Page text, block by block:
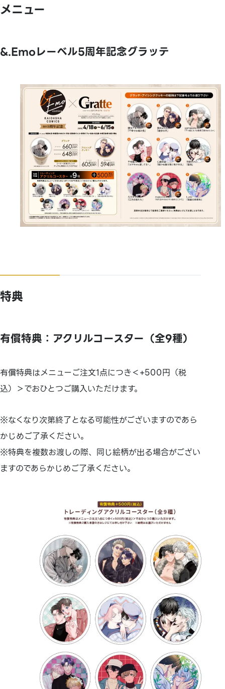
メニュー
&.Emoレーベル5周年記念グラッテ
特典
有償特典：アクリルコースター（全9種）
有償特典はメニューご注文1点につき＜+500円（税
込）＞でおひとつご購入いただけます。
※なくなり次第終了となる可能性がございますのであら
かじめご了承ください。
※特典を複数お渡しの際、同じ絵柄が出る場合がござい
ますのであらかじめご了承ください。